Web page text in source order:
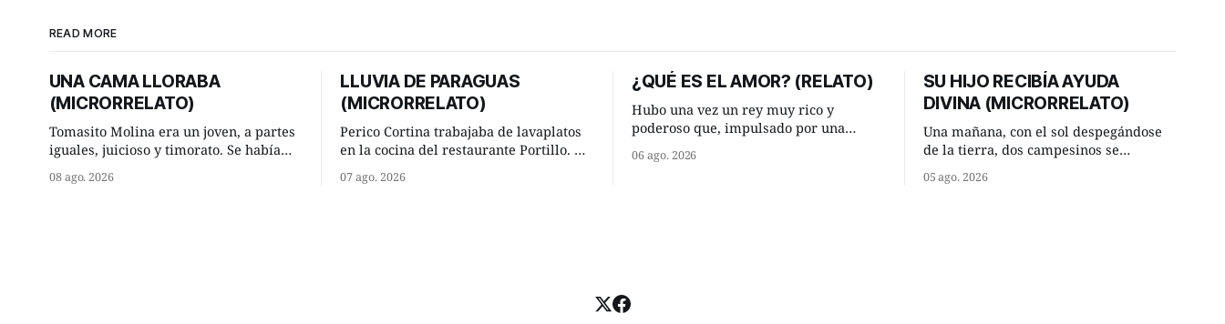
READ MORE
UNA CAMA LLORABA
(MICRORRELATO)
Tomasito Molina era un joven, a partes
iguales, juicioso y timorato. Se había
Arriate y ella le correspondía. En los
08 ago. 2026
LLUVIA DE PARAGUAS
(MICRORRELATO)
Perico Cortina trabajaba de lavaplatos
en la cocina del restaurante Portillo. De
lugar de trabajo y viceversa le
07 ago. 2026
¿QUÉ ES EL AMOR? (RELATO)
Hubo una vez un rey muy rico y
poderoso que, impulsado por una
hizo una inesperada pregunta al más
06 ago. 2026
SU HIJO RECIBÍA AYUDA
DIVINA (MICRORRELATO)
Una mañana, con el sol despegándose
de la tierra, dos campesinos se
detuvieron un momento a hablar. —
05 ago. 2026